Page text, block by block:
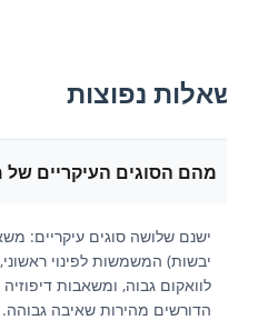
נפוצות
מהם הסוגים העיקריים של
ישנם שלושה סוגים עיקריים: משאבות
יבשות) המשמשות לפינוי ראשוני,
לוואקום גבוה, ומשאבות דיפוזיה
הדורשים מהירות שאיבה גבוהה.